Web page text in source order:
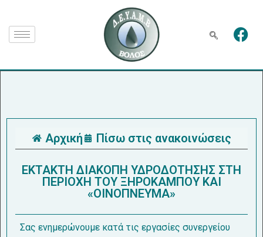
Αρχική Πίσω στις ανακοινώσεις
ΕΚΤΑΚΤΗ ΔΙΑΚΟΠΗ ΥΔΡΟΔΟΤΗΣΗΣ ΣΤΗ
ΠΕΡΙΟΧΗ ΤΟΥ ΞΗΡΟΚΑΜΠΟΥ ΚΑΙ
«ΟΙΝΟΠΝΕΥΜΑ»
Σας ενημερώνουμε κατά τις εργασίες συνεργείου